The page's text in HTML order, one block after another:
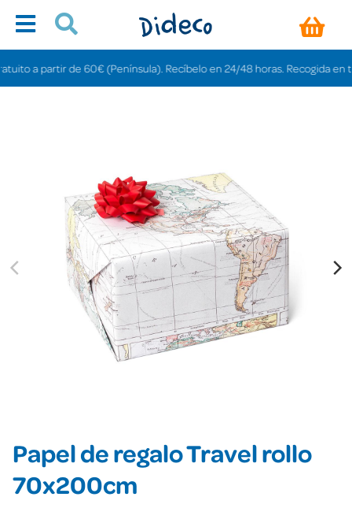
a partir de 60€ (Península). Recíbelo en 24/48 horas. Recogida en
Papel de regalo Travel rollo
70x200cm